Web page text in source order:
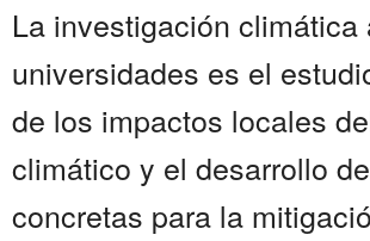
La investigación climática
universidades es el
de los impactos locales
climático y el desarrollo
concretas para la